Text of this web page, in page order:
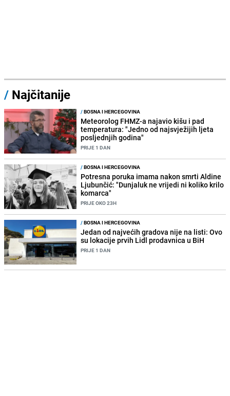
/ Najčitanije
/BOSNA I HERCEGOVINA
Meteorolog FHMZ-a najavio kišu i pad
temperatura: "Jedno od najsvježijih ljeta
posljednjih godina"
PRIJE 1 DAN
/BOSNA I HERCEGOVINA
Potresna poruka imama nakon smrti Aldine
Ljubunčić: "Dunjaluk ne vrijedi ni koliko krilo
komarca"
PRIJE OKO 23H
/BOSNA I HERCEGOVINA
Jedan od najvećih gradova nije na listi: Ovo
su lokacije prvih Lidl prodavnica u BiH
PRIJE 1 DAN